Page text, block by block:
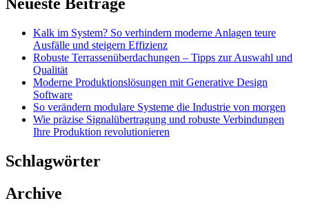
Neueste Beiträge
Kalk im System? So verhindern moderne Anlagen teure
Ausfälle und steigern Effizienz
Robuste Terrassenüberdachungen – Tipps zur Auswahl und
Qualität
Moderne Produktionslösungen mit Generative Design
Software
So verändern modulare Systeme die Industrie von morgen
Wie präzise Signalübertragung und robuste Verbindungen
Ihre Produktion revolutionieren
Schlagwörter
Archive